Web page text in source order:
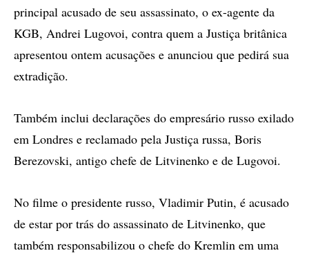
principal acusado de seu assassinato, o ex-agente da
KGB, Andrei Lugovoi, contra quem a Justiça britânica
apresentou ontem acusações e anunciou que pedirá sua
extradição.
Também inclui declarações do empresário russo exilado
em Londres e reclamado pela Justiça russa, Boris
Berezovski, antigo chefe de Litvinenko e de Lugovoi.
No filme o presidente russo, Vladimir Putin, é acusado
de estar por trás do assassinato de Litvinenko, que
também responsabilizou o chefe do Kremlin em uma